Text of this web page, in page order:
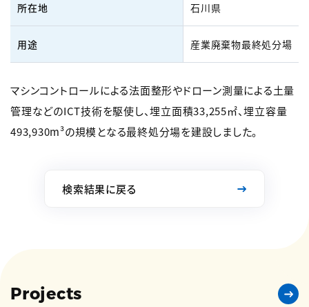
所在地 石川県
用途 産業廃棄物最終処分場
マシンコントロールによる法面整形やドローン測量による土量
管理などのICT技術を駆使し、埋立面積33,255㎡、埋立容量
493,930m³の規模となる最終処分場を建設しました。
検索結果に戻る
Projects